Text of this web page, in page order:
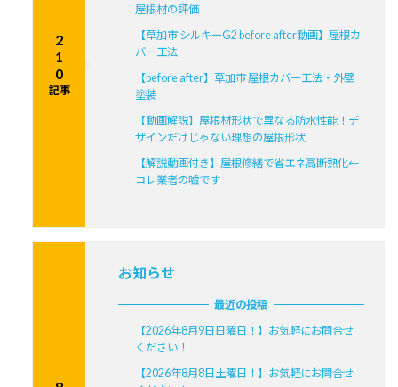
2
1
0
記事
屋根材の評価
【草加市 シルキーG2 before after動画】屋根カ
バー工法
【before after】草加市 屋根カバー工法・外壁
塗装
【動画解説】屋根材形状で異なる防水性能！デ
ザインだけじゃない理想の屋根形状
【解説動画付き】屋根修繕で省エネ高断熱化←
コレ業者の嘘です
お知らせ
最近の投稿
【2026年8月9日日曜日！】お気軽にお問合せ
ください！
【2026年8月8日土曜日！】お気軽にお問合せ